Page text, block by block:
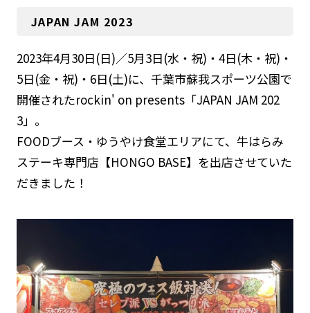
JAPAN JAM 2023
2023年4月30日(日)／5月3日(水・祝)・4日(木・祝)・
5日(金・祝)・6日(土)に、千葉市蘇我スポーツ公園で
開催されたrockin' on presents「JAPAN JAM 202
3」。
FOODブース・ゆうやけ食堂エリアにて、牛はらみ
ステーキ専門店【HONGO BASE】を出店させていた
だきました！